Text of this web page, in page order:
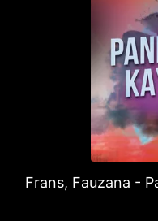
Frans, Fauzana -